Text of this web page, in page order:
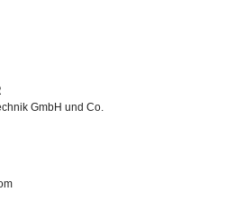
GmbH und Co.